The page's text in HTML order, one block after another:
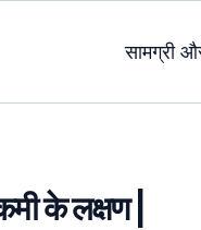
सामग्री
के लक्षण |